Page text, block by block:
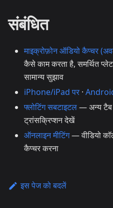
संबंधित
माइक्रोफ़ोन ऑडियो कैप्चर
कैसे काम करता है, समर्थित
सामान्य सुझाव
iPhone/iPad पर ·
फ्लोटिंग सबटाइटल— अन्य
ट्रांसक्रिप्शन देखें
ऑनलाइन मीटिंग— वीडियो
कैप्चर करना
इस पेज को बदलें